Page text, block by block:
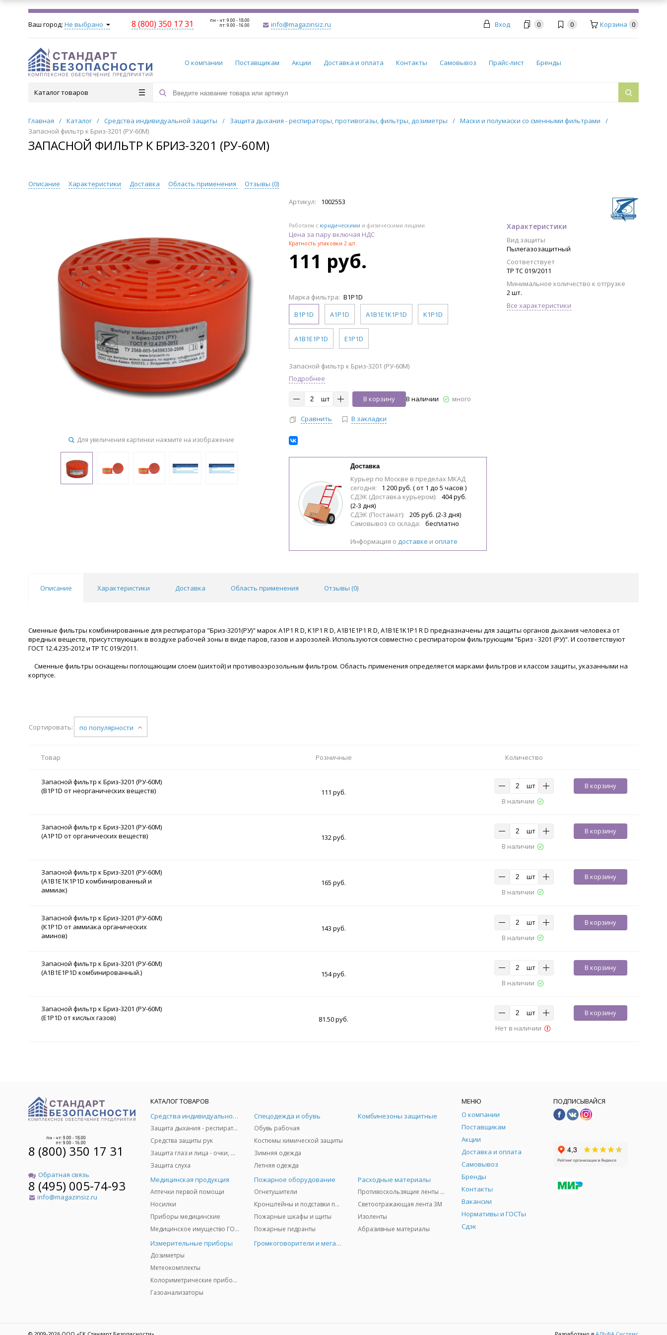
Ваш город: Не выбрано 8 (800) 350 17 31 пн - чт: 9.00 - 18.00
пт: 9.00 - 16.00 info@magazinsiz.ru Вход 0 0 Корзина 0
О компании Поставщикам Акции Доставка и оплата Контакты Самовывоз Прайс-лист Бренды
Каталог товаров
Главная / Каталог / Средства индивидуальной защиты / Защита дыхания - респираторы, противогазы, фильтры, дозиметры / Маски и полумаски со сменными фильтрами
/
Запасной фильтр к Бриз-3201 (РУ-60М)
ЗАПАСНОЙ ФИЛЬТР К БРИЗ-3201 (РУ-60М)
Описание Характеристики Доставка Область применения Отзывы (0)
Для увеличения картинки нажмите на изображение
Артикул: 1002553
Работаем с юридическими и физическими лицами
Цена за пару включая НДС
Кратность упаковки 2 шт.
111 руб.
Марка фильтра: В1Р1D
В1Р1D
A1P1D А1В1Е1К1Р1D K1P1D
А1В1Е1Р1D Е1Р1D
Характеристики
Вид защиты
Пылегазозащитный
Соответствует
ТР ТС 019/2011
Минимальное количество к отгрузке
2 шт.
Все характеристики
Запасной фильтр к Бриз-3201 (РУ-60М)
Подробнее
шт В корзину В наличии много
Сравнить В закладки
Доставка
Курьер по Москве в пределах МКАД
сегодня:
1 200 руб. ( от 1 до 5 часов )
СДЭК (Доставка курьером):
404 руб.
(2-3 дня)
СДЭК (Постамат):
205 руб. (2-3 дня)
Самовывоз со склада:
бесплатно
Информация о доставке и оплате
Описание Характеристики Доставка Область применения Отзывы (0)
Сменные фильтры комбинированные для респиратора "Бриз-3201(РУ)" марок A1P1 R D, K1P1 R D, A1B1E1P1 R D, A1B1E1K1P1 R D предназначены для защиты органов дыхания человека от
вредных веществ, присутствующих в воздухе рабочей зоны в виде паров, газов и аэрозолей. Используются совместно с респиратором фильтрующим "Бриз - 3201 (РУ)". И соответствуют
ГОСТ 12.4.235-2012 и ТР ТС 019/2011.
Сменные фильтры оснащены поглощающим слоем (шихтой) и противоаэрозольным фильтром. Область применения определяется марками фильтров и классом защиты, указанными на
корпусе.
Сортировать: по популярности
Товар Розничные Количество
Запасной фильтр к Бриз-3201 (РУ-60М)
(В1Р1D от неорганических веществ)
111 руб.
шт
В корзину
В наличии
Запасной фильтр к Бриз-3201 (РУ-60М)
(А1Р1D от органических веществ)
132 руб.
шт
В корзину
В наличии
Запасной фильтр к Бриз-3201 (РУ-60М)
(А1В1Е1К1Р1D комбинированный и
аммиак)
165 руб.
шт
В корзину
В наличии
Запасной фильтр к Бриз-3201 (РУ-60М)
(К1Р1D от аммиака органических
аминов)
143 руб.
шт
В корзину
В наличии
Запасной фильтр к Бриз-3201 (РУ-60М)
(А1В1Е1Р1D комбинированный.)
154 руб.
шт
В корзину
В наличии
Запасной фильтр к Бриз-3201 (РУ-60М)
(Е1Р1D от кислых газов)
81.50 руб.
шт
В корзину
Нет в наличии
пн - чт: 9.00 - 18.00
пт: 9.00 - 16.00
8 (800) 350 17 31
Обратная связь
8 (495) 005-74-93
info@magazinsiz.ru
КАТАЛОГ ТОВАРОВ
Средства индивидуальной защиты
Защита дыхания - респираторы, противогазы, фильтры, дозиметры
Средства защиты рук
Защита глаз и лица - очки, щитки
Защита слуха
Спецодежда и обувь
Обувь рабочая
Костюмы химической защиты
Зимняя одежда
Летняя одежда
Комбинезоны защитные
Медицинская продукция
Аптечки первой помощи
Носилки
Приборы медицинские
Медицинское имущество ГО и ЧС
Пожарное оборудование
Огнетушители
Кронштейны и подставки под огнетушители
Пожарные шкафы и щиты
Пожарные гидранты
Расходные материалы
Противоскользящие ленты 3М
Светоотражающая лента 3M
Изоленты
Абразивные материалы
Измерительные приборы
Дозиметры
Метеокомплекты
Колориметрические приборы
Газоанализаторы
Громкоговорители и мегафоны
МЕНЮ
О компании
Поставщикам
Акции
Доставка и оплата
Самовывоз
Бренды
Контакты
Вакансии
Нормативы и ГОСТы
Сдэк
ПОДПИСЫВАЙСЯ